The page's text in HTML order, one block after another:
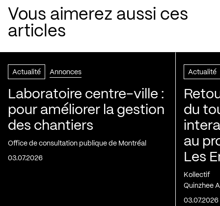
Vous aimerez aussi ces
articles
Actualité Annonces
Laboratoire centre-ville :
pour améliorer la gestion
des chantiers
Office de consultation publique de Montréal
03.07.2026
Actualité
du
au
Les
Kollectif
Quinzhee
03.07.2026